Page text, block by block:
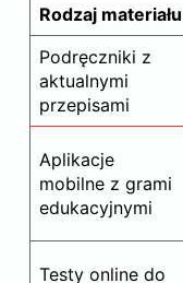
Rodzaj materiału
Podręczniki z
aktualnymi
przepisami
Aplikacje
mobilne z grami
edukacyjnymi
Testy online do